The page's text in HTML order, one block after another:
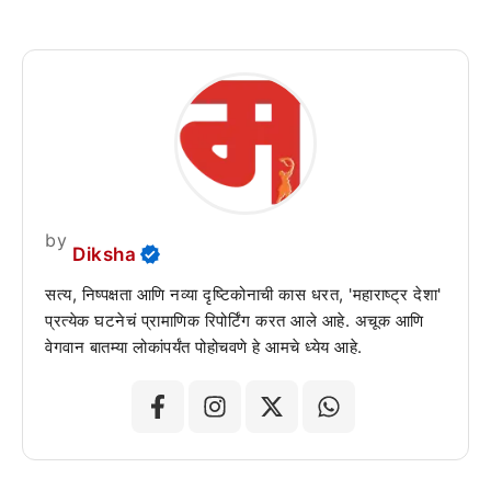
by
Diksha
सत्य, निष्पक्षता आणि नव्या दृष्टिकोनाची कास धरत, 'महाराष्ट्र देशा'
प्रत्येक घटनेचं प्रामाणिक रिपोर्टिंग करत आले आहे. अचूक आणि
वेगवान बातम्या लोकांपर्यंत पोहोचवणे हे आमचे ध्येय आहे.